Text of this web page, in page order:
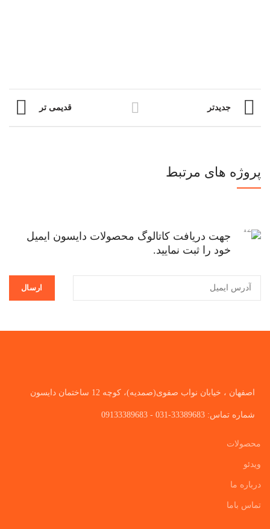
جدیدتر قدیمی تر
پروژه های مرتبط
جهت دریافت کاتالوگ محصولات دایسون ایمیل
خود را ثبت نمایید.
اصفهان ، خیابان نواب صفوی(صمدیه)، کوچه 12 ساختمان دایسون
شماره تماس: 33389683-031 - 09133389683
محصولات
ویدئو
درباره ما
تماس باما